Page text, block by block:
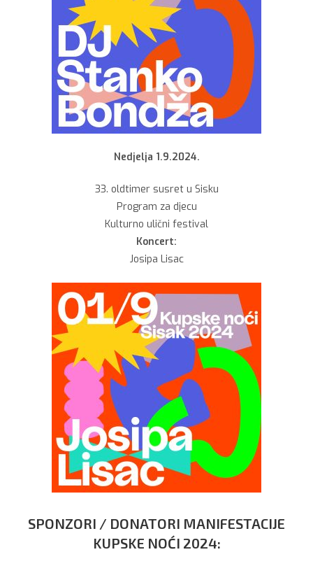
Nedjelja 1.9.2024.
33. oldtimer susret u Sisku
Program za djecu
Kulturno ulični festival
Koncert:
Josipa Lisac
SPONZORI / DONATORI MANIFESTACIJE
KUPSKE NOĆI 2024: